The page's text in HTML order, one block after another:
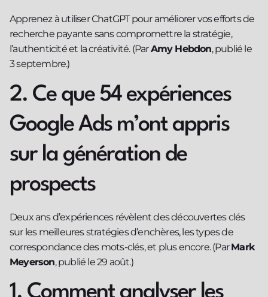
Apprenez à utiliser ChatGPT pour améliorer vos efforts de
recherche payante sans compromettre la stratégie,
l’authenticité et la créativité. (ParAmy Hebdon, publié le
3 septembre.)
2. Ce que 54 expériences
Google Ads m’ont appris
sur la génération de
prospects
Deux ans d’expériences révèlent des découvertes clés
sur les meilleures stratégies d’enchères, les types de
correspondance des mots-clés, et plus encore. (ParMark
Meyerson, publié le 29 août.)